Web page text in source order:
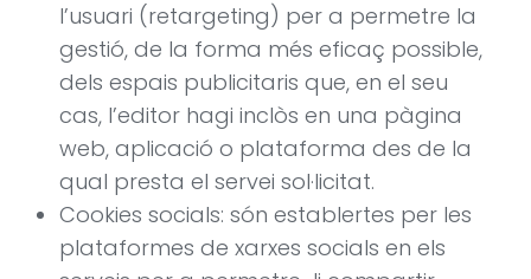
l’usuari (retargeting) per a permetre la
gestió, de la forma més eficaç possible,
dels espais publicitaris que, en el seu
cas, l’editor hagi inclòs en una pàgina
web, aplicació o plataforma des de la
qual presta el servei sol·licitat.
Cookies socials: són establertes per les
plataformes de xarxes socials en els